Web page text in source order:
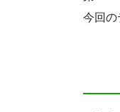
今回の